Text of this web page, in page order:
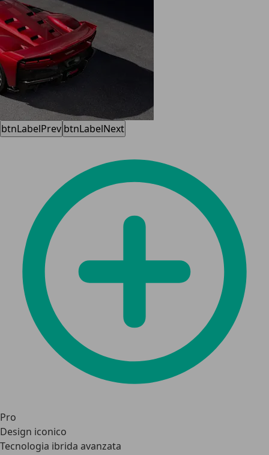
btnLabelPrev btnLabelNext
Pro
Design iconico
Tecnologia ibrida avanzata